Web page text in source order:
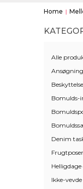
Home |
Alle
Ansøgning
Bomulds-
Denim
Frugtposer
Ikke-